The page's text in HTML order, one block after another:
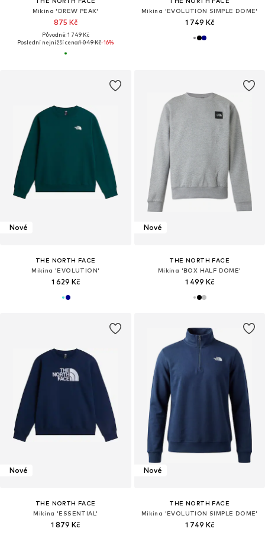
Mikina 'DREW PEAK'
875 Kč
Původně: 1 749 Kč
Poslední nejnižší cena:1 049 Kč-16%
Mikina 'EVOLUTION SIMPLE DOME'
1 749 Kč
Nové
THE NORTH FACE
Mikina 'EVOLUTION'
1 629 Kč
Nové
THE NORTH FACE
Mikina 'BOX HALF DOME'
1 499 Kč
Nové
THE NORTH FACE
Mikina 'ESSENTIAL'
1 879 Kč
Nové
THE NORTH FACE
Mikina 'EVOLUTION SIMPLE DOME'
1 749 Kč